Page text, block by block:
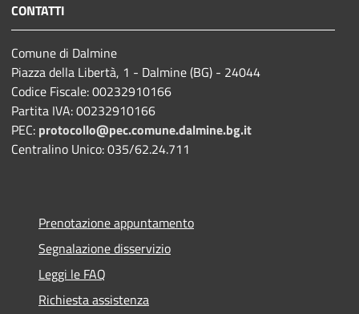
CONTATTI
Comune di Dalmine
Piazza della Libertà, 1 - Dalmine (BG) - 24044
Codice Fiscale: 00232910166
Partita IVA: 00232910166
PEC: protocollo@pec.comune.dalmine.bg.it
Centralino Unico: 035/62.24.711
Prenotazione appuntamento
Segnalazione disservizio
Leggi le FAQ
Richiesta assistenza